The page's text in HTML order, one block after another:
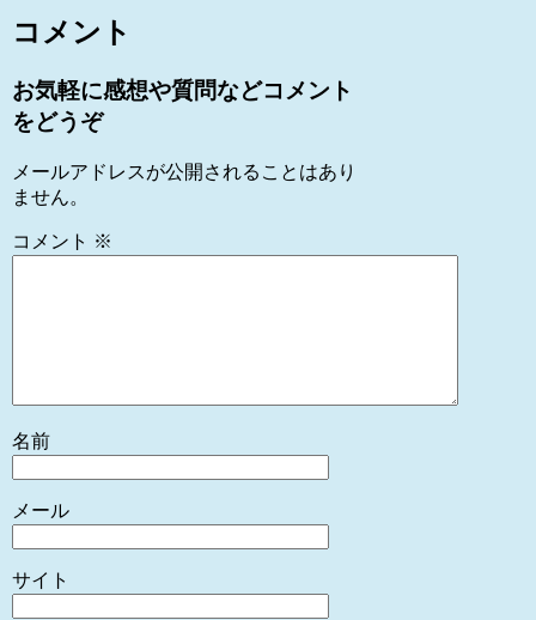
コメント
お気軽に感想や質問などコメント
をどうぞ
メールアドレスが公開されることはあり
ません。
コメント ※
名前
メール
サイト